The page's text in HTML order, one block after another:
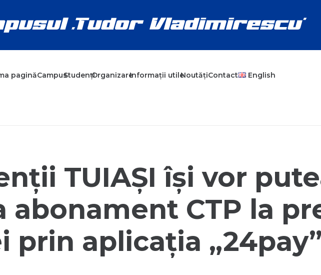
paginăCampusStudențiOrganizareInformații utileNoutățiContact English
TUIAȘI își vor
abonament CTP la
prin aplicația „24pay”